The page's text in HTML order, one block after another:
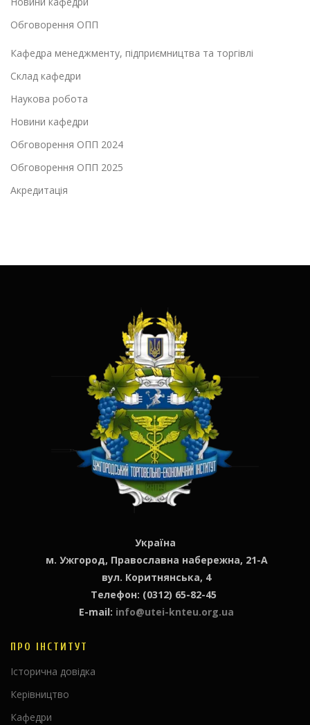
Обговорення ОПП
Кафедра менеджменту, підприємництва та торгівлі
Склад кафедри
Наукова робота
Новини кафедри
Обговорення ОПП 2024
Обговорення ОПП 2025
Акредитація
Україна
м. Ужгород, Православна набережна, 21-А
вул. Коритнянська, 4
Телефон: (0312) 65-82-45
E-mail: info@utei-knteu.org.ua
ПРО ІНСТИТУТ
Історична довідка
Керівництво
Кафедри